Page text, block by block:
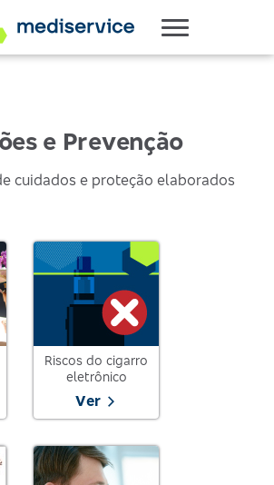
e Prevenção
cuidados e proteção elaborados
Riscos do cigarro
eletrônico
Ver